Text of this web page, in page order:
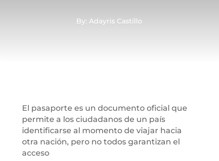
By: Adayris Castillo
El pasaporte es un documento oficial que
permite a los ciudadanos de un país
identificarse al momento de viajar hacia
otra nación, pero no todos garantizan el
acceso